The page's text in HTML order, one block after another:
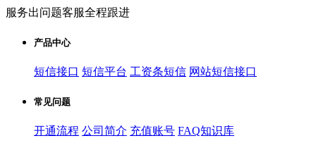
服务出问题客服全程跟进
产品中心
短信接口 短信平台 工资条短信 网站短信接口
常见问题
开通流程 公司简介 充值账号 FAQ知识库